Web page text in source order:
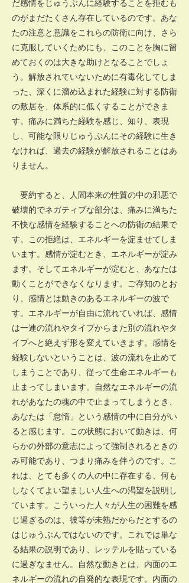
だ感情をじゅうぶんに経験することを拒むも
のがまだたくさん存在しているのです。あな
たの注意と意識をこれらの防衛に向け、さら
に克服していくためにも、このことを胸に留
めておくのは大きな助けとなることでしょ
う。解放されていないために有毒化してしま
った、深くに溜め込まれた経験に対する防衛
の敷居を、体系的に低くすることができま
す。痛みに満ちた経験を感じ、知り、表現
し、可能な限りじゅうぶんにその経験に生き
なければ、過去の経験が解放されることはあ
りません。
要約すると、人間本来の性質の中の邪悪で
破壊的でネガティブな部分は、痛みに満ちた
不快な感情を経験することへの防衛の結果で
す。この拒絶は、エネルギーを淀ませてしま
います。感情が淀むとき、エネルギーが淀み
ます。そしてエネルギーが淀むと、あなたは
動くことができなくなります。ご存知のとお
り、感情とは動きのあるエネルギーの波で
す。エネルギーが自由に流れていれば、感情
は一連の流れやタイプからまた別の流れやタ
イプへと絶えず形を変えていきます。感情を
経験しないということは、波の流れを止めて
しまうことであり、従って生命エネルギーも
止まってしまいます。自然なエネルギーの流
れがあなたの魂の中で止まってしまうとき、
あなたは「怠惰」という感情の中に自分がい
ると感じます。この状態において動きは、何
らかの外部の意志によって強制されるときの
み可能であり、つまり痛みを伴うのです。こ
れは、とても多くの人の中に存在する、何も
しなくてよい望ましい人生への渇望を説明し
ています。こういった人々が人生の困難を感
じ過ぎるのは、彼等が未熟だからだとするの
はじゅうぶんではないのです。これでは単な
る結果の説明であり、レッテルを貼っている
に過ぎなません。自然な動きとは、内面のエ
ネルギーの流れの自発的な表現です。内面の